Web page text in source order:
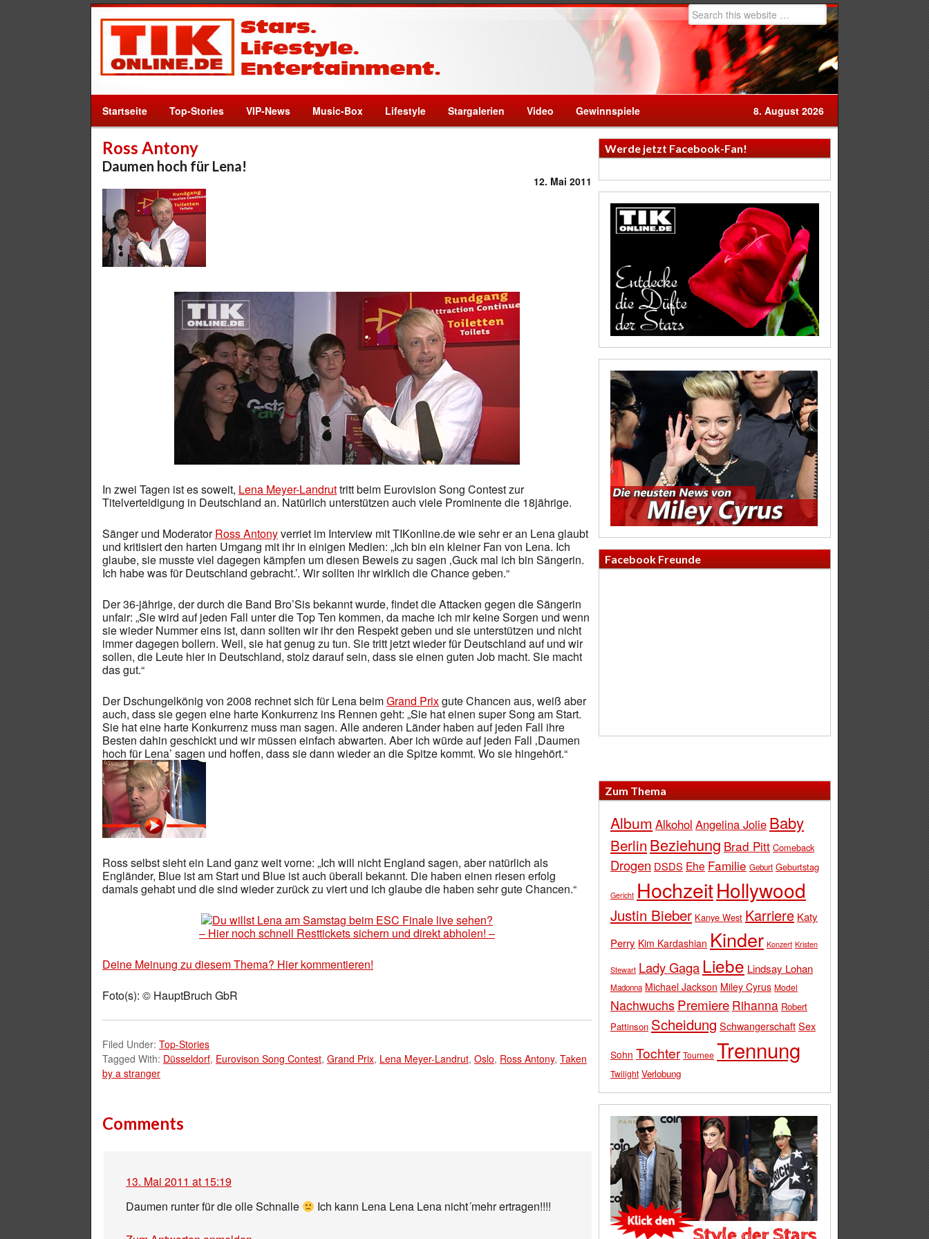
Startseite Top-Stories VIP-News Music-Box Lifestyle Stargalerien Video Gewinnspiele 8. August 2026
Ross Antony
Daumen hoch für Lena!
12. Mai 2011
In zwei Tagen ist es soweit, Lena Meyer-Landruttritt beim Eurovision Song Contest zur
Titelverteidigung in Deutschland an. Natürlich unterstützen auch viele Prominente die 18jährige.
Sänger und ModeratorRoss Antonyverriet im Interview mit TIKonline.de wie sehr er an Lena glaubt
und kritisiert den harten Umgang mit ihr in einigen Medien: „Ich bin ein kleiner Fan von Lena. Ich
glaube, sie musste viel dagegen kämpfen um diesen Beweis zu sagen ‚Guck mal ich bin Sängerin.
Ich habe was für Deutschland gebracht.’. Wir sollten ihr wirklich die Chance geben.“
Der 36-jährige, der durch die Band Bro’Sis bekannt wurde, findet die Attacken gegen die Sängerin
unfair: „Sie wird auf jeden Fall unter die Top Ten kommen, da mache ich mir keine Sorgen und wenn
sie wieder Nummer eins ist, dann sollten wir ihr den Respekt geben und sie unterstützen und nicht
immer dagegen bollern. Weil, sie hat genug zu tun. Sie tritt jetzt wieder für Deutschland auf und wir
sollen, die Leute hier in Deutschland, stolz darauf sein, dass sie einen guten Job macht. Sie macht
das gut.“
Der Dschungelkönig von 2008 rechnet sich für Lena beimGrand Prixgute Chancen aus, weiß aber
auch, dass sie gegen eine harte Konkurrenz ins Rennen geht: „Sie hat einen super Song am Start.
Sie hat eine harte Konkurrenz muss man sagen. Alle anderen Länder haben auf jeden Fall ihre
Besten dahin geschickt und wir müssen einfach abwarten. Aber ich würde auf jeden Fall ‚Daumen
hoch für Lena’ sagen und hoffen, dass sie dann wieder an die Spitze kommt. Wo sie hingehört.“
Ross selbst sieht ein Land ganz weit vorne: „Ich will nicht England sagen, aber natürlich als
Engländer, Blue ist am Start und Blue ist auch überall bekannt. Die haben einen riesen erfolg
damals gehabt und die sind wieder zurück zu viert und ich glaube die haben sehr gute Chancen.“
Du willst Lena am Samstag beim ESC Finale live sehen?
– Hier noch schnell Resttickets sichern und direkt abholen! –
Deine Meinung zu diesem Thema? Hier kommentieren!
Foto(s): © HauptBruch GbR
Filed Under: Top-Stories
Tagged With: Düsseldorf, Eurovison Song Contest, Grand Prix, Lena Meyer-Landrut, Oslo, Ross Antony, Taken
by a stranger
Comments
13. Mai 2011 at 15:19
Daumen runter für die olle Schnalle
Ich kann Lena Lena Lena nicht´mehr ertragen!!!!
Werde jetzt Facebook-Fan!
Facebook Freunde
Zum Thema
Album Alkohol Angelina Jolie Baby
Berlin Beziehung Brad Pitt Comeback
Drogen DSDS Ehe Familie Geburt Geburtstag
Gericht HochzeitHollywood
Justin Bieber Kanye West Karriere Katy
Perry Kim Kardashian Kinder Konzert Kristen
Stewart Lady Gaga Liebe Lindsay Lohan
Madonna Michael Jackson Miley Cyrus Model
Nachwuchs Premiere Rihanna Robert
Pattinson Scheidung SchwangerschaftSex
Sohn Tochter Tournee Trennung
Twilight Verlobung